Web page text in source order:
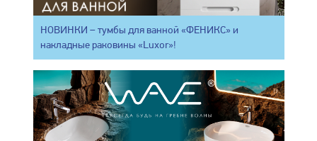
НОВИНКИ – тумбы для ванной «ФЕНИКС» и
накладные раковины «Luxor»!